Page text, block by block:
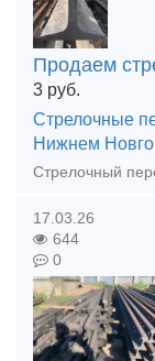
Продаем
3 руб.
Стрелочные
Нижнем
17.03.26
644
0